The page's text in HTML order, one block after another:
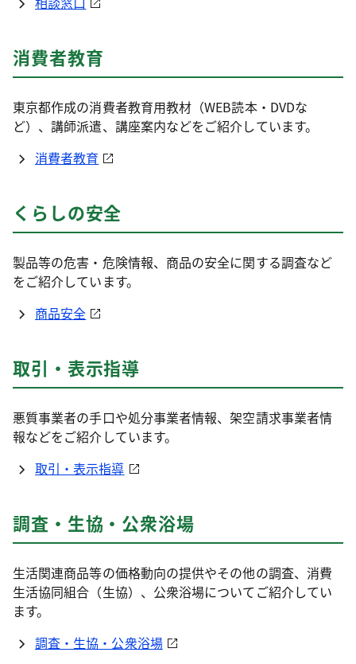
消費者教育
東京都作成の消費者教育用教材（WEB読本・DVDな
ど）、講師派遣、講座案内などをご紹介しています。
消費者教育
くらしの安全
製品等の危害・危険情報、商品の安全に関する調査など
をご紹介しています。
商品安全
取引・表示指導
悪質事業者の手口や処分事業者情報、架空請求事業者情
報などをご紹介しています。
取引・表示指導
調査・生協・公衆浴場
生活関連商品等の価格動向の提供やその他の調査、消費
生活協同組合（生協）、公衆浴場についてご紹介してい
ます。
調査・生協・公衆浴場